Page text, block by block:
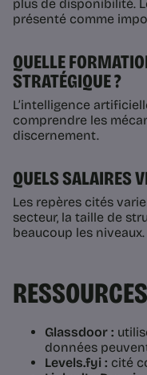
plus de disponibilité.
présenté comme
QUELLE
STRATÉGIQUE ?
L’intelligence
comprendre les
discernement.
QUELS SALAIRES
Les repères cités
secteur, la taille de
beaucoup les niveaux.
Glassdoor :
données
Levels.fyi : cité